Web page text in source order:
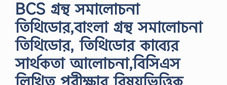
BCS গ্রন্থ সমালোচনা
তিথিডোর,বাংলা গ্রন্থ সমালোচনা
তিথিডোর, তিথিডোর কাব্যের
সার্থকতা আলোচনা,বিসিএস
লিখিত পরীক্ষার বিষয়ভিত্তিক